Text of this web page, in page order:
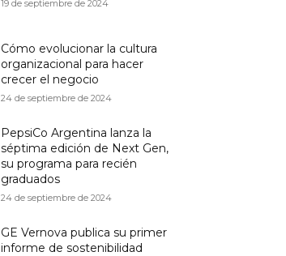
19 de septiembre de 2024
Cómo evolucionar la cultura
organizacional para hacer
crecer el negocio
24 de septiembre de 2024
PepsiCo Argentina lanza la
séptima edición de Next Gen,
su programa para recién
graduados
24 de septiembre de 2024
GE Vernova publica su primer
informe de sostenibilidad